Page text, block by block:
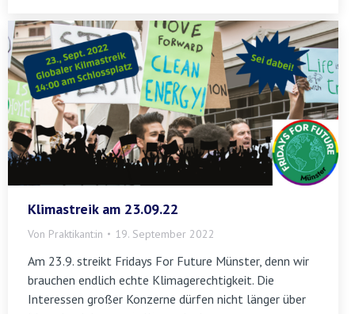
Klimastreik am 23.09.22
Von Praktikant:in 19. September 2022
Am 23.9. streikt Fridays For Future Münster, denn wir
brauchen endlich echte Klimagerechtigkeit. Die
Interessen großer Konzerne dürfen nicht länger über